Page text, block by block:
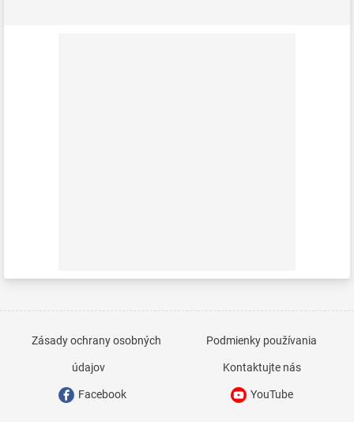
Zásady ochrany osobných
údajov
Podmienky používania
Kontaktujte nás
Facebook YouTube